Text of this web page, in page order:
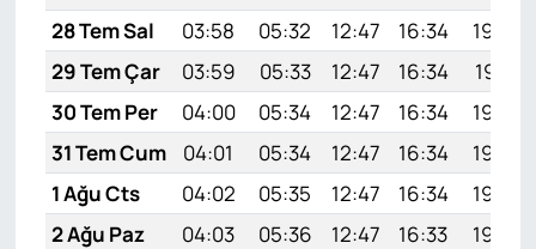
28 Tem Sal
03:58 05:32 12:47 16:34
19:52
29 Tem Çar
03:59 05:33 12:47 16:34
19:51
30 Tem Per
04:00 05:34 12:47 16:34
19:50
31 Tem Cum
04:01 05:34 12:47 16:34
19:49
1 Ağu Cts
04:02 05:35 12:47 16:34
19:49
2 Ağu Paz
04:03 05:36 12:47 16:33
19:48